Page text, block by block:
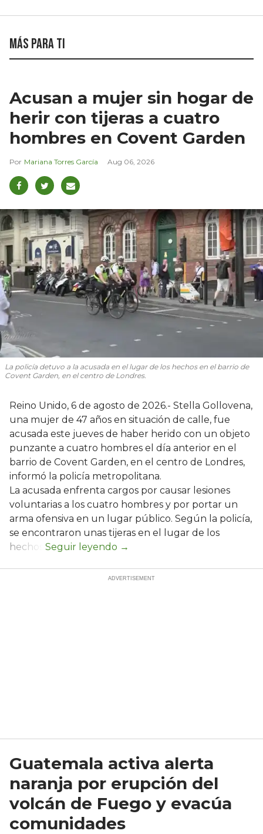
Más para ti
Acusan a mujer sin hogar de
herir con tijeras a cuatro
hombres en Covent Garden
Mariana Torres García Aug 06, 2026
La policía detuvo a la acusada en el lugar de los hechos en el barrio de
Covent Garden, en el centro de Londres.
Reino Unido, 6 de agosto de 2026.- Stella Gollovena,
una mujer de 47 años en situación de calle, fue
acusada este jueves de haber herido con un objeto
punzante a cuatro hombres el día anterior en el
barrio de Covent Garden, en el centro de Londres,
informó la policía metropolitana.
La acusada enfrenta cargos por causar lesiones
voluntarias a los cuatro hombres y por portar un
arma ofensiva en un lugar público. Según la policía,
se encontraron unas tijeras en el lugar de los
hechos.
Guatemala activa alerta
naranja por erupción del
volcán de Fuego y evacúa
comunidades